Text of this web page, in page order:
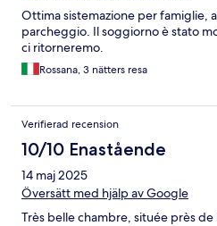
Ottima sistemazione per famiglie,
parcheggio. Il soggiorno è stato
ci ritorneremo.
Rossana, 3 nätters resa
Verifierad recension
10/10 Enastående
14 maj 2025
Översätt med hjälp av Google
Très belle chambre, située près